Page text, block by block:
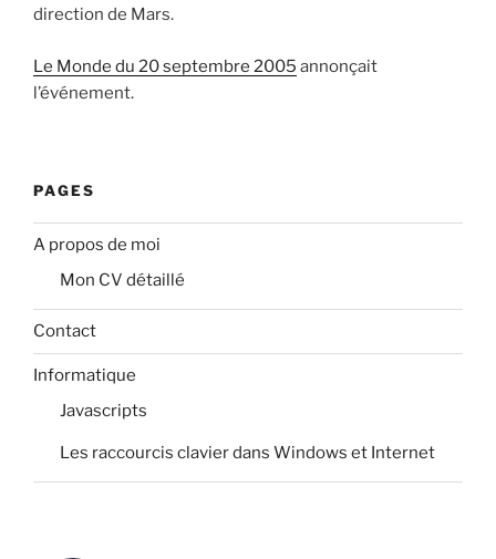
direction de Mars.
Le Monde du 20 septembre 2005 annonçait
l’événement.
PAGES
A propos de moi
Mon CV détaillé
Contact
Informatique
Javascripts
Les raccourcis clavier dans Windows et Internet